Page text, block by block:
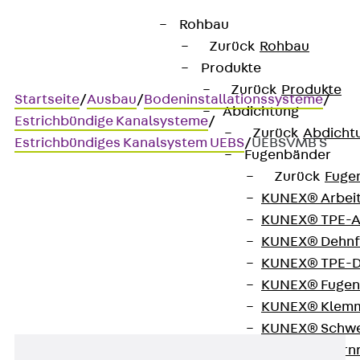
Rohbau
Zurück Rohbau
Produkte
Zurück Produkte
Abdichtung
Zurück
Fugenbänder
Zurück
KUNEX®
KUNEX®
KUNEX®
KUNEX®
KUNEX®
KUNEX®
KUNEX®
KUNEX®
Startseite/Ausbau/Bodeninstallationssysteme/
Estrichbündige Kanalsysteme/
Estrichbündiges Kanalsystem UEBS/UEBSVMB S